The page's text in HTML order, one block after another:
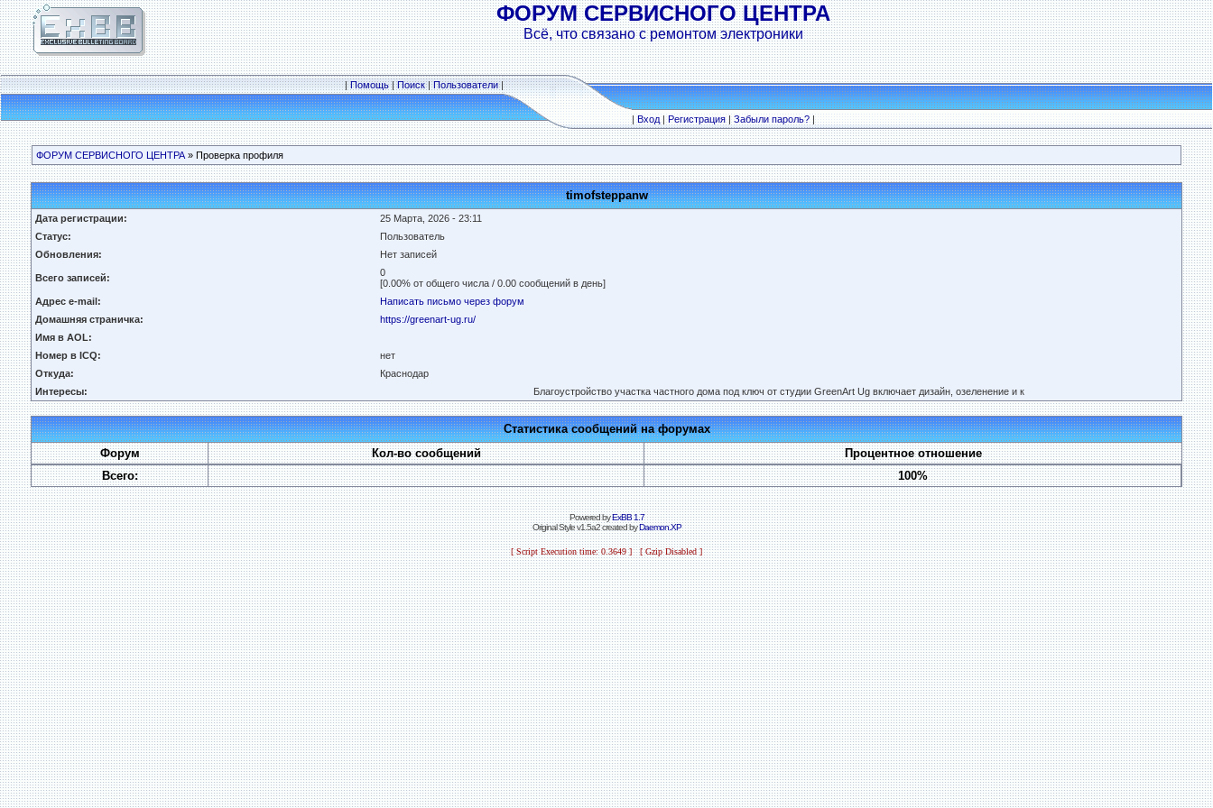
ФОРУМ СЕРВИСНОГО ЦЕНТРА
Всё, что связано с ремонтом электроники
|Помощь|Поиск|Пользователи|
|Вход|Регистрация|Забыли пароль?|
ФОРУМ СЕРВИСНОГО ЦЕНТРА » Проверка профиля
timofsteppanw
Дата регистрации:
25 Марта, 2026 - 23:11
Статус:
Пользователь
Обновления:
Нет записей
Всего записей:
0
[0.00% от общего числа / 0.00 сообщений в день]
Адрес e-mail:
Написать письмо через форум
Домашняя страничка:
https://greenart-ug.ru/
Имя в AOL:
Номер в ICQ:
нет
Откуда:
Краснодар
Интересы:
Благоустройство участка частного дома под ключ от студии GreenArt Ug включает дизайн, озеленение и к
Статистика сообщений на форумах
Форум
Кол-во сообщений
Процентное отношение
Всего:
100%
Powered byExBB 1.7
Original Style v1.5a2 created byDaemon.XP
[ Script Execution time: 0.3649 ] [ Gzip Disabled ]